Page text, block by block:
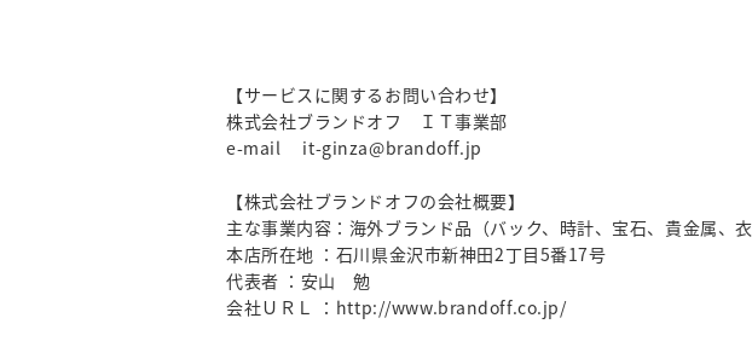
【サービスに関するお問い合わせ】
株式会社ブランドオフ ＩＴ事業部
e-mail it-ginza@brandoff.jp
【株式会社ブランドオフの会社概要】
主な事業内容：海外ブランド品（バック、時計、宝石、貴金属
本店所在地 ：石川県金沢市新神田2丁目5番17号
代表者 ：安山 勉
会社ＵＲＬ ：http://www.brandoff.co.jp/